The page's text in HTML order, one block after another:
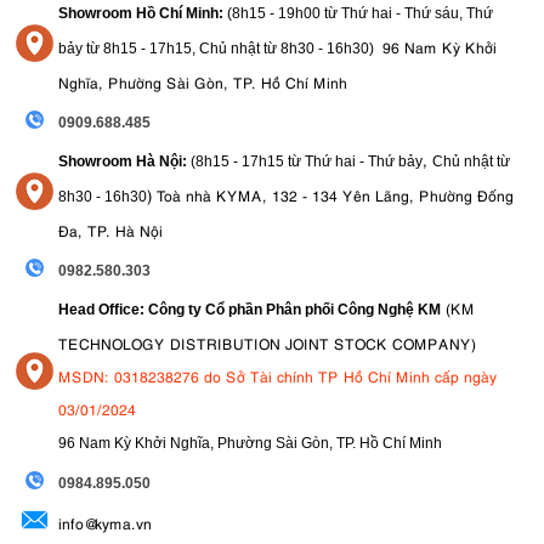
7. Kết Luận: Canon EOS RP
Canon EOS RP là một chiếcmáy ảnh full-frame không gương lật
đầy tiềm năng, mang đến sự kết hợp tuyệt vời giữa hiệu suất, tính di
động vàgiá cả phải chăng
khả năngquay video 4K,Canon RP là lựa chọn hoàn hảo để bạn ghi
lại mọi khoảnh khắc đáng nhớ bằng cả hình ảnh và video.
8. Canon EOS RP: body only là gì
này có nghĩa là sản phẩm được bán chỉ bao gồm phần thân máy ảnh.
khôngđi kèm ống kính. Bạn sẽ cần mua riêng một ống kính tương
thích để có thể chụp ảnh hoặc quay video. EOS RP sử dụng
ống kính Canon RF
, nhưng cũng có thể sử dụng ống kính EF và EF-
S thông qua bộ chuyển đổi.
9. Mua ngay máy ảnh Canon EOS RP chính
hãng tại kyma
Showroom Hồ Chí Minh: (8h15 - 19h00 từ Thứ hai - Thứ sáu, Thứ
bảy từ 8h15 - 17h15, Chủ nhật từ 8h30 - 16h30) 96 Nam Kỳ Khởi
Nghĩa, Phường Sài Gòn, TP. Hồ Chí Minh
0909.688.485
Showroom Hà Nội: (8h15 - 17h15 từ Thứ hai - Thứ bảy, Chủ nhật từ
8h30 - 16h30) Toà nhà KYMA, 132 - 134 Yên Lãng, Phường Đống
Đa, TP. Hà Nội
0982.580.303
Head Office: Công ty Cổ phần Phân phối Công Nghệ KM (KM
TECHNOLOGY DISTRIBUTION JOINT STOCK COMPANY)
MSDN: 0318238276 do Sở Tài chính TP Hồ Chí Minh cấp ngày
03/01/2024
96 Nam Kỳ Khởi Nghĩa, Phường Sài Gòn, TP. Hồ Chí Minh
0984.895.050
info@kyma.vn